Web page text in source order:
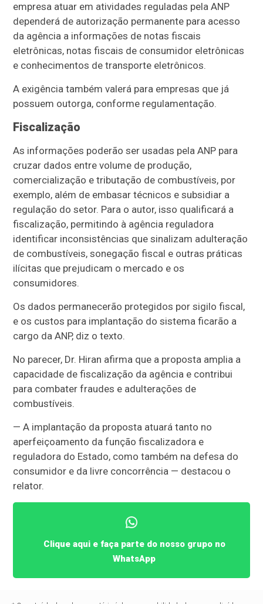
empresa atuar em atividades reguladas pela ANP
dependerá de autorização permanente para acesso
da agência a informações de notas fiscais
eletrônicas, notas fiscais de consumidor eletrônicas
e conhecimentos de transporte eletrônicos.
A exigência também valerá para empresas que já
possuem outorga, conforme regulamentação.
Fiscalização
As informações poderão ser usadas pela ANP para
cruzar dados entre volume de produção,
comercialização e tributação de combustíveis, por
exemplo, além de embasar técnicos e subsidiar a
regulação do setor. Para o autor, isso qualificará a
fiscalização, permitindo à agência reguladora
identificar inconsistências que sinalizam adulteração
de combustíveis, sonegação fiscal e outras práticas
ilícitas que prejudicam o mercado e os
consumidores.
Os dados permanecerão protegidos por sigilo fiscal,
e os custos para implantação do sistema ficarão a
cargo da ANP, diz o texto.
No parecer, Dr. Hiran afirma que a proposta amplia a
capacidade de fiscalização da agência e contribui
para combater fraudes e adulterações de
combustíveis.
— A implantação da proposta atuará tanto no
aperfeiçoamento da função fiscalizadora e
reguladora do Estado, como também na defesa do
consumidor e da livre concorrência — destacou o
relator.
Clique aqui e faça parte do nosso grupo no
WhatsApp